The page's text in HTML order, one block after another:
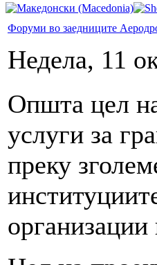
Форуми во заедниците
Недела, 11
Општа цел
услуги за
преку
организации